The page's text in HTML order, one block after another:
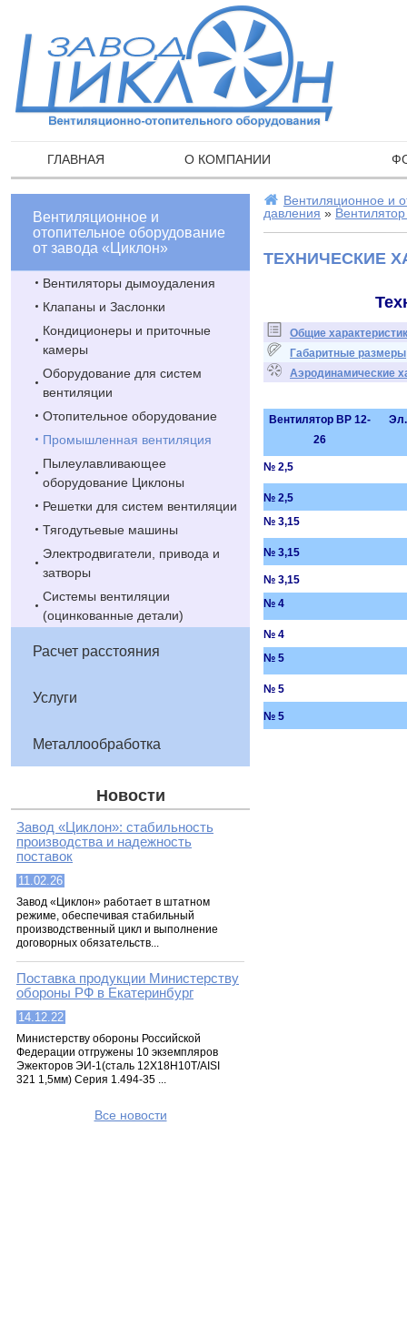
ГЛАВНАЯ О КОМПАНИИ
Вентиляционное и
отопительное оборудование
от завода «Циклон»
Вентиляторы дымоудаления
Клапаны и Заслонки
Кондиционеры и приточные
камеры
Оборудование для систем
вентиляции
Отопительное оборудование
Промышленная вентиляция
Пылеулавливающее
оборудование Циклоны
Решетки для систем вентиляции
Тягодутьевые машины
Электродвигатели, привода и
затворы
Системы вентиляции
(оцинкованные детали)
Расчет расстояния
Услуги
Металлообработка
Новости
Завод «Циклон»: стабильность
производства и надежность
поставок
11.02.26
Завод «Циклон» работает в штатном
режиме, обеспечивая стабильный
производственный цикл и выполнение
договорных обязательств...
Поставка продукции Министерству
обороны РФ в Екатеринбург
14.12.22
Министерству обороны Российской
Федерации отгружены 10 экземпляров
Эжекторов ЭИ-1(сталь 12Х18Н10Т/AISI
321 1,5мм) Серия 1.494-35 ...
Все новости
Вентиляционное и
давления »
ТЕХНИЧЕСКИЕ
Общие
Габаритные размеры
Аэродинамические
Вентилятор ВР 12-
26
Эл.
№ 2,5
№ 2,5
№ 3,15
№ 3,15
№ 3,15
№ 4
№ 4
№ 5
№ 5
№ 5